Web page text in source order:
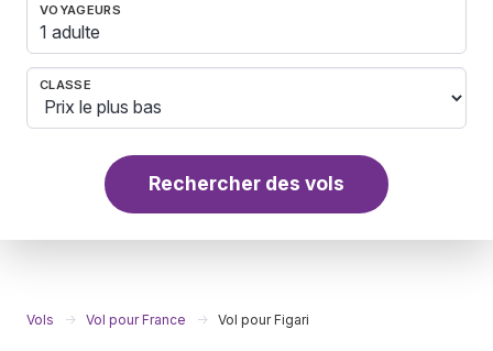
VOYAGEURS
1 adulte
CLASSE
Rechercher des vols
Vols Vol pour France Vol pour Figari